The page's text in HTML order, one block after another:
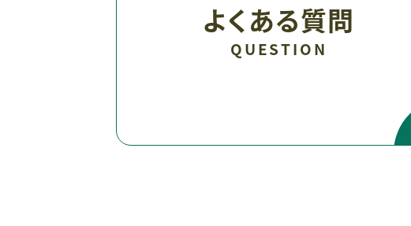
よくある質問
QUESTION